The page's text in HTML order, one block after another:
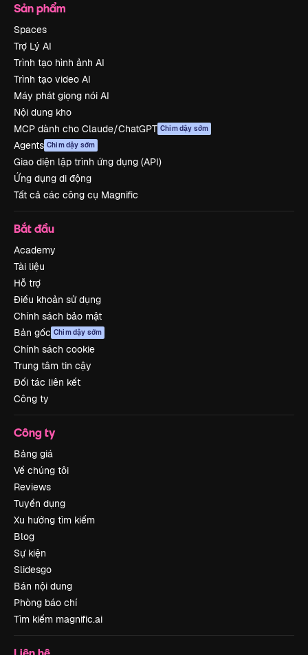
Sản phẩm
Spaces
Trợ Lý AI
Trình tạo hình ảnh AI
Trình tạo video AI
Máy phát giọng nói AI
Nội dung kho
MCP dành cho Claude/ChatGPT Chim dậy sớm
Agents Chim dậy sớm
Giao diện lập trình ứng dụng (API)
Ứng dụng di động
Tất cả các công cụ Magnific
Bắt đầu
Academy
Tài liệu
Hỗ trợ
Điều khoản sử dụng
Chính sách bảo mật
Bản gốc Chim dậy sớm
Chính sách cookie
Trung tâm tin cậy
Đối tác liên kết
Công ty
Công ty
Bảng giá
Về chúng tôi
Reviews
Tuyển dụng
Xu hướng tìm kiếm
Blog
Sự kiện
Slidesgo
Bán nội dung
Phòng báo chí
Tìm kiếm magnific.ai